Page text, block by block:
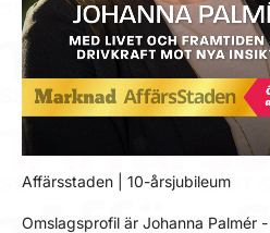
Affärsstaden | 10-årsjubileum
Omslagsprofil är Johanna Palmér